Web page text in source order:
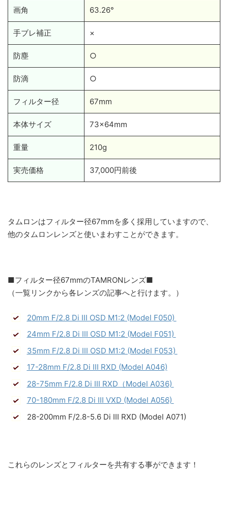
画角 63.26°
手ブレ補正 ×
防塵 ○
防滴 ○
フィルター径 67mm
本体サイズ 73x64mm
重量 210g
実売価格 37,000円前後
タムロンはフィルター径67mmを多く採用していますので、
他のタムロンレンズと使いまわすことができます。
■フィルター径67mmのTAMRONレンズ■
（一覧リンクから各レンズの記事へと行けます。）
20mm F/2.8 Di III OSD M1:2 (Model F050)
24mm F/2.8 Di III OSD M1:2 (Model F051)
35mm F/2.8 Di III OSD M1:2 (Model F053)
17-28mm F/2.8 Di III RXD (Model A046)
28-75mm F/2.8 Di III RXD（Model A036)
70-180mm F/2.8 Di III VXD (Model A056)
28-200mm F/2.8-5.6 Di III RXD (Model A071)
これらのレンズとフィルターを共有する事ができます！